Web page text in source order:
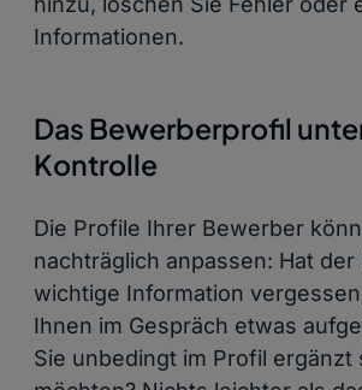
Informationen.
Das Bewerberprofil
Kontrolle
Die Profile Ihrer Bewerber
nachträglich anpassen: Hat der
wichtige Information
Ihnen im Gespräch etwas
Sie unbedingt im Profil ergänzt